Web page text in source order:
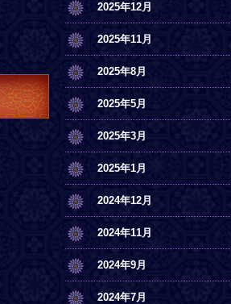
2025年12月
2025年11月
2025年8月
2025年5月
2025年3月
2025年1月
2024年12月
2024年11月
2024年9月
2024年7月